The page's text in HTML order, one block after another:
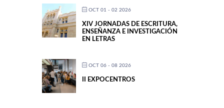
OCT 01 - 02 2026
XIV JORNADAS DE ESCRITURA,
ENSEÑANZA E INVESTIGACIÓN
EN LETRAS
OCT 06 - 08 2026
II EXPOCENTROS